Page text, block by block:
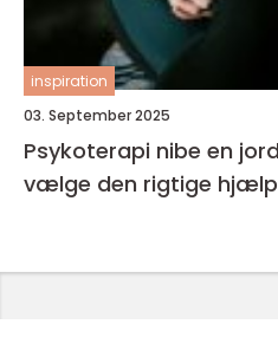
inspiration
03. September 2025
Psykoterapi nibe en jordnær guide til at
vælge den rigtige hjælp